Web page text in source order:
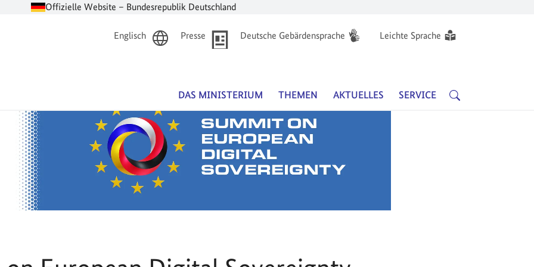
Offizielle Website – Bundesrepublik Deutschland
Englisch Presse Deutsche Gebärdensprache Leichte Sprache
DAS MINISTERIUM THEMEN AKTUELLES SERVICE SUCHE